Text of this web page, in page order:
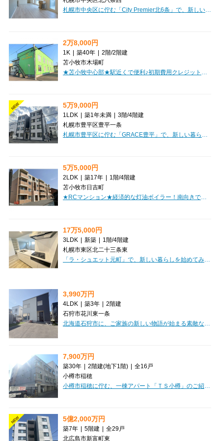
2万8,000円
1K | 築40年 | 2階/2階建
苫小牧市木場町
NEW 5万9,000円
1LDK | 築1年未満 | 3階/4階建
札幌市豊平区豊平一条
5万5,000円
2LDK | 築17年 | 1階/4階建
苫小牧市日吉町
17万5,000円
3LDK | 新築 | 1階/4階建
札幌市東区北二十三条東
3,990万円
4LDK | 築3年 | 2階建
石狩市花川東一条
7,900万円
築30年 | 2階建(地下1階) | 全16戸
小樽市稲穂
NEW 5億2,000万円
築7年 | 5階建 | 全29戸
北広島市新富町東